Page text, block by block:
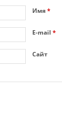
Имя*
E-mail*
Сайт